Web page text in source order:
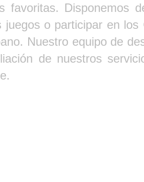
favoritas. Disponemos
juegos o participar en
Nuestro equipo de
de nuestros